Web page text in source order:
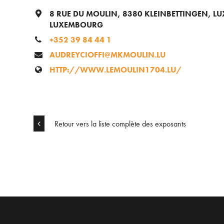
8 RUE DU MOULIN, 8380 KLEINBETTINGEN,
LUXEMBOURG
+352 39 84 44 1
AUDREYCIOFFI@MKMOULIN.LU
HTTP://WWW.LEMOULIN1704.LU/
Retour vers la liste complète des exposants